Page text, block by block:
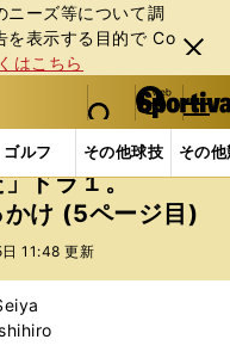
ニーズ等について調
を表⽰する⽬的で Co
はこちら
閉じ
る
web Sportiva (webスポルティーバ)
検索
マイペ
ー
ジ
メニュ
ゴルフ その他球技 その
「落ちるところまで落ち
ドラ１。
け (5ページ目)
11:48 更新